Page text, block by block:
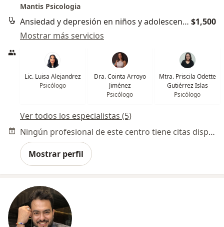
Mantis Psicologia
Ansiedad y depresión en niños y adolescentes $1,500
Mostrar más servicios
Lic. Luisa Alejandrez
Psicólogo
Dra. Cointa Arroyo
Jiménez
Psicólogo
Mtra. Priscila Odette
Gutiérrez Islas
Psicólogo
Ver todos los especialistas (5)
Ningún profesional de este centro tiene citas disponibles
Mostrar perfil